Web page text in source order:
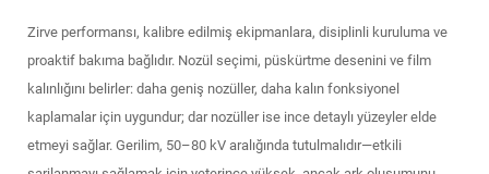
Zirve performansı, kalibre edilmiş ekipmanlara, disiplinli kuruluma ve
proaktif bakıma bağlıdır. Nozül seçimi, püskürtme desenini ve film
kalınlığını belirler: daha geniş nozüller, daha kalın fonksiyonel
kaplamalar için uygundur; dar nozüller ise ince detaylı yüzeyler elde
etmeyi sağlar. Gerilim, 50–80 kV aralığında tutulmalıdır—etkili